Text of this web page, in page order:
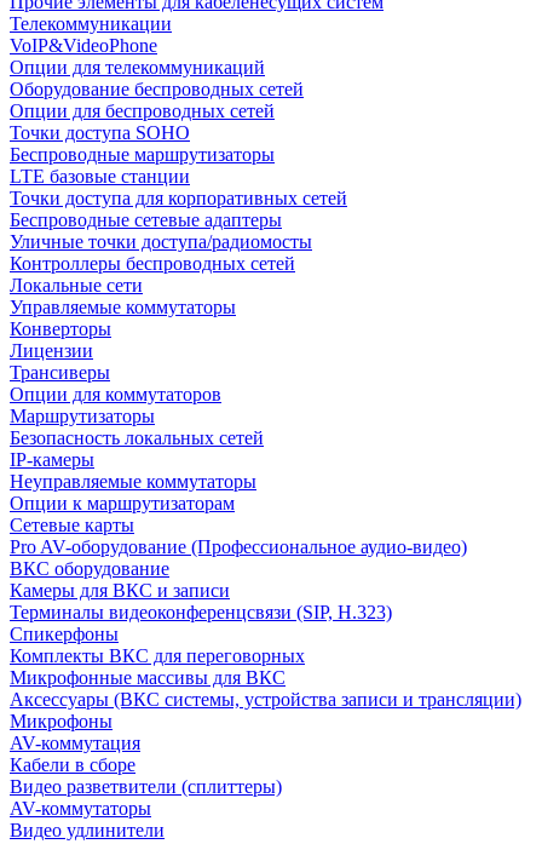
Телекоммуникации
VoIP&VideoPhone
Опции для телекоммуникаций
Оборудование беспроводных сетей
Опции для беспроводных сетей
Точки доступа SOHO
Беспроводные маршрутизаторы
LTE базовые станции
Точки доступа для корпоративных сетей
Беспроводные сетевые адаптеры
Уличные точки доступа/радиомосты
Контроллеры беспроводных сетей
Локальные сети
Управляемые коммутаторы
Конверторы
Лицензии
Трансиверы
Опции для коммутаторов
Маршрутизаторы
Безопасность локальных сетей
IP-камеры
Неуправляемые коммутаторы
Опции к маршрутизаторам
Сетевые карты
Pro AV-оборудование (Профессиональное аудио-видео)
ВКС оборудование
Камеры для ВКС и записи
Терминалы видеоконференцсвязи (SIP, H.323)
Спикерфоны
Комплекты ВКС для переговорных
Микрофонные массивы для ВКС
Аксессуары (ВКС системы, устройства записи и трансляции)
Микрофоны
AV-коммутация
Кабели в сборе
Видео разветвители (сплиттеры)
AV-коммутаторы
Видео удлинители